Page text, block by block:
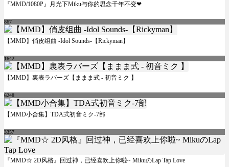
『MMD/1080P』月光下Miku与你的思念千年不变❤
867
【MMD】俏皮组曲 -Idol Sounds-【Rickyman】
1642
【MMD】裏表ラバーズ【ままま式 - 初音ミク 】
6248
【MMD小合集】TDA式初音ミク-7部
3357
『MMD☆ 2D风格』回过神，已经喜欢上你啦~ MikuのLap Tap Love